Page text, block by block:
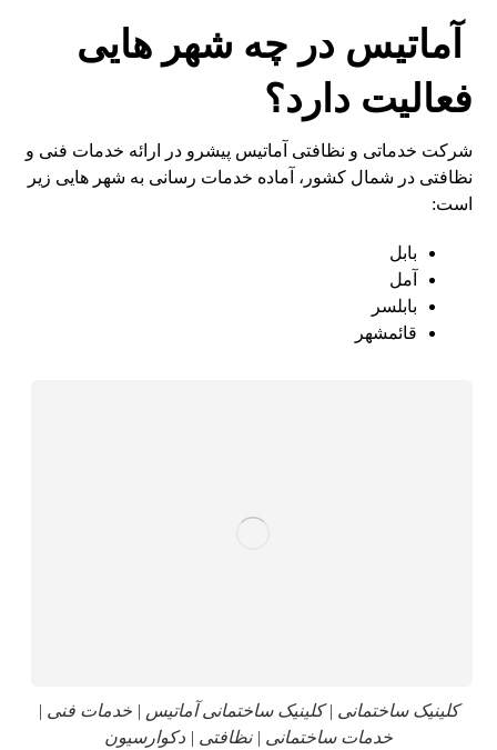
آماتیس در چه شهر هایی
فعالیت دارد؟
شرکت خدماتی و نظافتی آماتیس پیشرو در ارائه خدمات فنی و
نظافتی در شمال کشور، آماده خدمات رسانی به شهر هایی زیر
است:
بابل
آمل
بابلسر
قائمشهر
کلینیک ساختمانی | کلینیک ساختمانی آماتیس | خدمات فنی |
خدمات ساختمانی | نظافتی | دکوارسیون